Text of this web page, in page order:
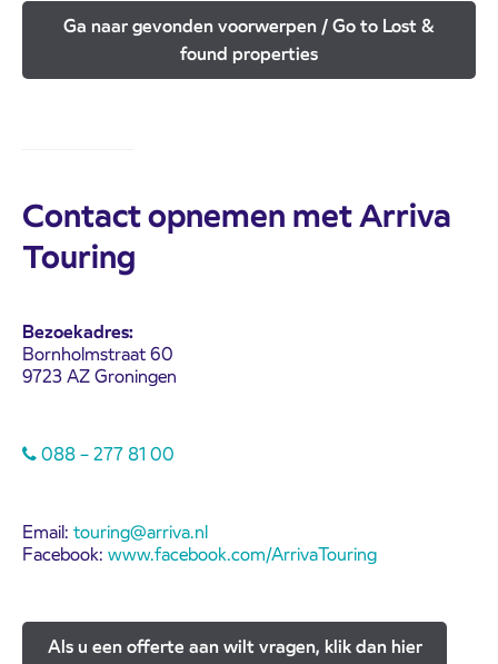
Ga naar gevonden voorwerpen / Go to Lost &
found properties
Contact opnemen met Arriva
Touring
Bezoekadres:
Bornholmstraat 60
9723 AZ Groningen
088 – 277 81 00
Email: touring@arriva.nl
Facebook: www.facebook.com/ArrivaTouring
Als u een offerte aan wilt vragen, klik dan hier